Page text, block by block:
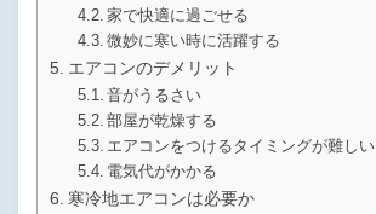
家で快適に過ごせる
微妙に寒い時に活躍する
エアコンのデメリット
音がうるさい
部屋が乾燥する
エアコンをつけるタイミングが難しい
電気代がかかる
寒冷地エアコンは必要か